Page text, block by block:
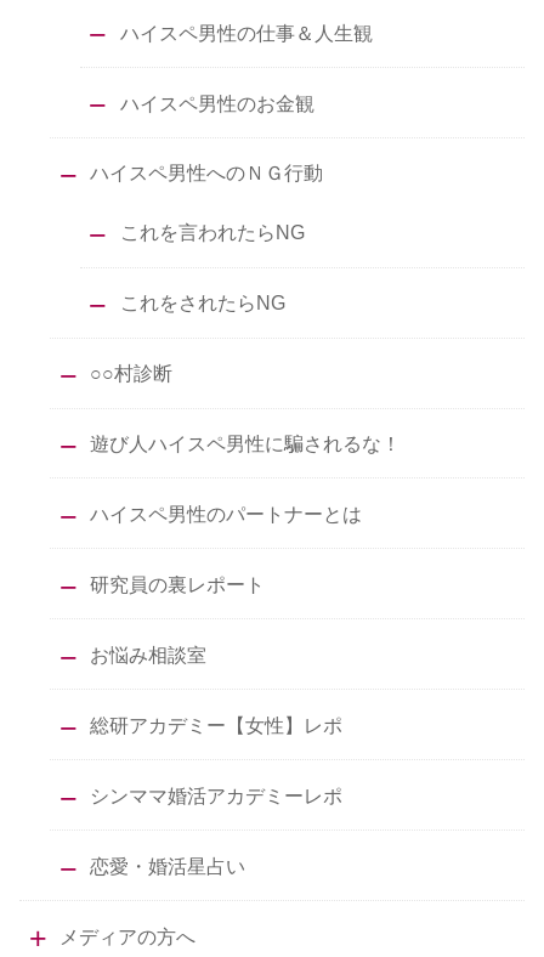
ハイスペ男性の仕事＆人生観
ハイスペ男性のお金観
ハイスペ男性へのＮＧ行動
これを言われたらNG
これをされたらNG
○○村診断
遊び人ハイスペ男性に騙されるな！
ハイスペ男性のパートナーとは
研究員の裏レポート
お悩み相談室
総研アカデミー【女性】レポ
シンママ婚活アカデミーレポ
恋愛・婚活星占い
メディアの方へ